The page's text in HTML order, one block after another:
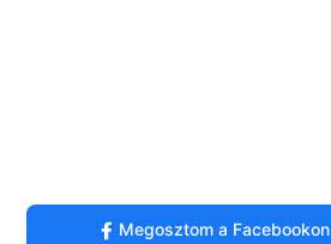
Megosztom a Facebookon